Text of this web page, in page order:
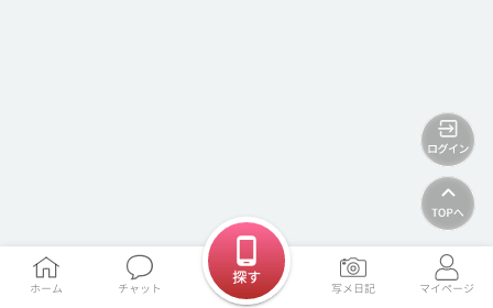
探す
ホーム チャット 写メ日記 マイページ